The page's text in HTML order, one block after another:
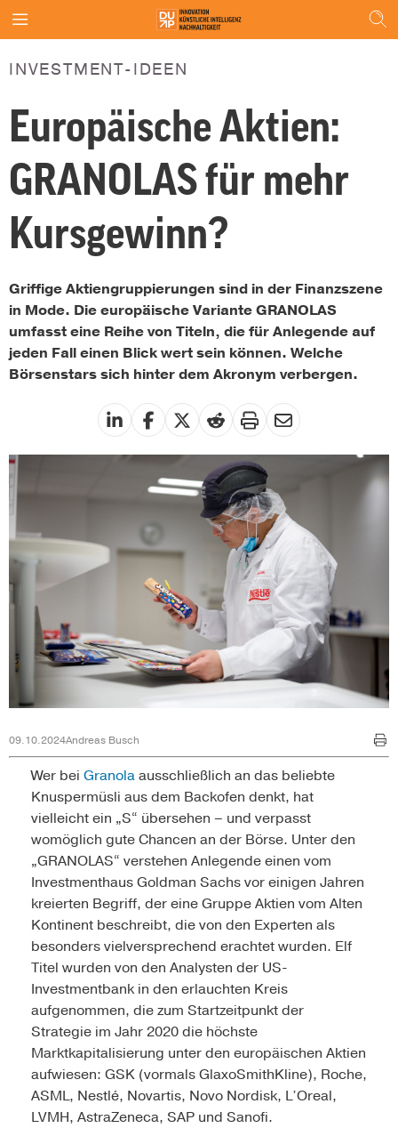
INVESTMENT-IDEEN
Europäische Aktien:
GRANOLAS für mehr
Kursgewinn?
Griffige Aktiengruppierungen sind in der Finanzszene
in Mode. Die europäische Variante GRANOLAS
umfasst eine Reihe von Titeln, die für Anlegende auf
jeden Fall einen Blick wert sein können. Welche
Börsenstars sich hinter dem Akronym verbergen.
09.10.2024Andreas Busch
Wer bei Granolaausschließlich an das beliebte
Knuspermüsli aus dem Backofen denkt, hat
vielleicht ein „S“ übersehen – und verpasst
womöglich gute Chancen an der Börse. Unter den
„GRANOLAS“ verstehen Anlegende einen vom
Investmenthaus Goldman Sachs vor einigen Jahren
kreierten Begriff, der eine Gruppe Aktien vom Alten
Kontinent beschreibt, die von den Experten als
besonders vielversprechend erachtet wurden. Elf
Titel wurden von den Analysten der US-
Investmentbank in den erlauchten Kreis
aufgenommen, die zum Startzeitpunkt der
Strategie im Jahr 2020 die höchste
Marktkapitalisierung unter den europäischen Aktien
aufwiesen: GSK (vormals GlaxoSmithKline), Roche,
ASML, Nestlé, Novartis, Novo Nordisk, L’Oreal,
LVMH, AstraZeneca, SAP und Sanofi.